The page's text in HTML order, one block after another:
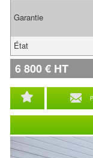
Garantie
État
6 800€ HT